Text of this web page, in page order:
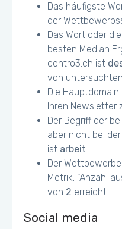
Das häufigste
der
Das Wort oder
besten Median
centro3.ch ist
von
Die
Ihren Newsletter
Der Begriff der
aber nicht bei
ist arbeit.
Der
Metrik: "Anzahl
von 2 erreicht.
Social media